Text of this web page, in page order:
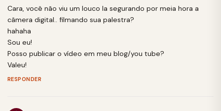
Cara, você não viu um louco la segurando por meia hora a
câmera digital.. filmando sua palestra?
hahaha
Sou eu!
Posso publicar o vídeo em meu blog/you tube?
Valeu!
RESPONDER